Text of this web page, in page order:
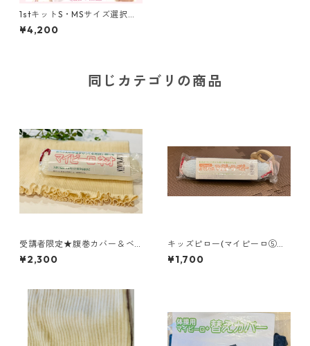
1stキットS・MSサイズ選択可
能！ まるまる育児用（おひ
なまき布＆腹巻カバー＆ベビ
¥4,200
同じカテゴリの商品
受講者限定★腹巻カバー＆ベ
ビーピーロセット 同梱でき
れば送料無料！
¥2,300
キッズピロー(マイピーロ⑤
旧おでかけ用マイピーロ ベビ
ー＋（プラス）) 6ヶ月以降は2
¥1,700